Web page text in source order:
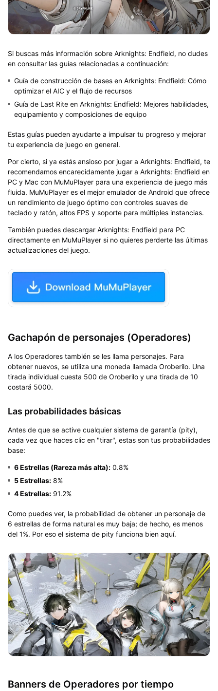
Si buscas más información sobre Arknights: Endfield, no dudes
en consultar las guías relacionadas a continuación:
Guía de construcción de bases en Arknights: Endfield: Cómo
optimizar el AIC y el flujo de recursos
Guía de Last Rite en Arknights: Endfield: Mejores habilidades,
equipamiento y composiciones de equipo
Estas guías pueden ayudarte a impulsar tu progreso y mejorar
tu experiencia de juego en general.
Por cierto, si ya estás ansioso por jugar a Arknights: Endfield, te
recomendamos encarecidamente jugar a Arknights: Endfield en
PC y Mac con MuMuPlayerpara una experiencia de juego más
fluida. MuMuPlayer es el mejor emulador de Android que ofrece
un rendimiento de juego óptimo con controles suaves de
teclado y ratón, altos FPS y soporte para múltiples instancias.
También puedes descargarArknights: Endfield para PC
directamente en MuMuPlayersi no quieres perderte las últimas
actualizaciones del juego.
Gachapón de personajes (Operadores)
A los Operadores también se les llama personajes. Para
obtener nuevos, se utiliza una moneda llamada Oroberilo. Una
tirada individual cuesta 500 de Oroberilo y una tirada de 10
costará 5000.
Las probabilidades básicas
Antes de que se active cualquier sistema de garantía (pity),
cada vez que haces clic en "tirar", estas son tus probabilidades
base:
6 Estrellas (Rareza más alta):0.8%
5 Estrellas:8%
4 Estrellas:91.2%
Como puedes ver, la probabilidad de obtener un personaje de
6 estrellas de forma natural es muy baja; de hecho, es menos
del 1%. Por eso el sistema de pity funciona bien aquí.
Banners de Operadores por tiempo